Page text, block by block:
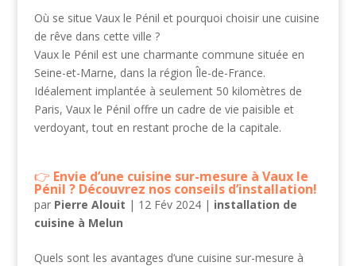
Où se situe Vaux le Pénil et pourquoi choisir une cuisine
de rêve dans cette ville ?
Vaux le Pénil est une charmante commune située en
Seine-et-Marne, dans la région Île-de-France.
Idéalement implantée à seulement 50 kilomètres de
Paris, Vaux le Pénil offre un cadre de vie paisible et
verdoyant, tout en restant proche de la capitale.
Envie d’une cuisine sur-mesure à Vaux le
Pénil ? Découvrez nos conseils d’installation!
par Pierre Alouit | 12 Fév 2024| installation de
cuisine à Melun
Quels sont les avantages d’une cuisine sur-mesure à